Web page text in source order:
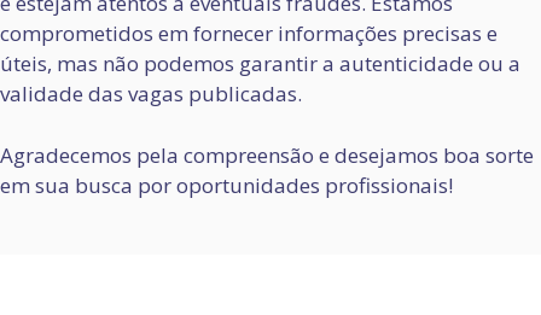
comprometidos em fornecer informações precisas e
úteis, mas não podemos garantir a autenticidade ou a
validade das vagas publicadas.
Agradecemos pela compreensão e desejamos boa sorte
em sua busca por oportunidades profissionais!